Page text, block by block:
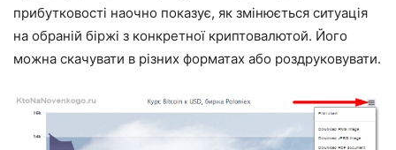
прибутковості наочно показує, як змінюється ситуація
на обраній біржі з конкретної криптовалютой. Його
можна скачувати в різних форматах або роздруковувати.